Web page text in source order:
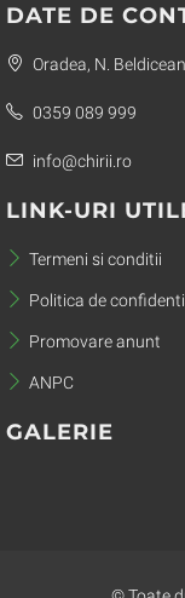
DATE DE
Oradea, N.
0359 089 999
info@chirii.ro
LINK-URI
Termeni si conditii
Politica de
Promovare anunt
ANPC
GALERIE